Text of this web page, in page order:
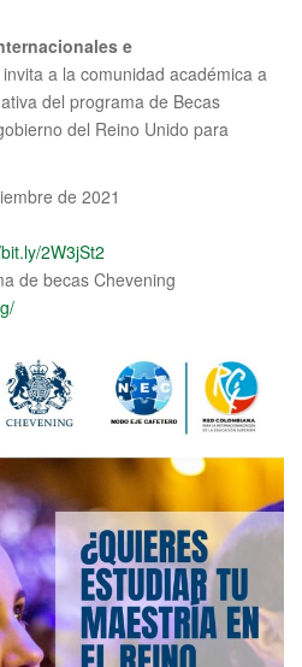
e
invita a la comunidad académica a
del programa de Becas
del Reino Unido para
de 2021
2W3jSt2
de becas Chevening